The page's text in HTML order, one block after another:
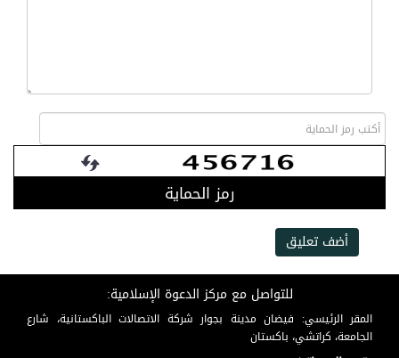
رمز الحماية
أضف تعليق
للتواصل مع مركز الدعوة الإسلامية:
المقر الرئيسي: فيضان مدينة بجوار شركة الاتصالات الباكستانية، شارع
الجامعة، كراتشي، باكستان